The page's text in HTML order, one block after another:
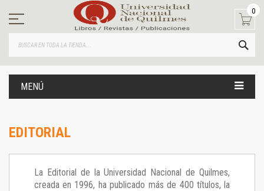
contenido
0
MENÚ
EDITORIAL
La Editorial de la Universidad Nacional de Quilmes,
creada en 1996, ha publicado más de 400 títulos, la